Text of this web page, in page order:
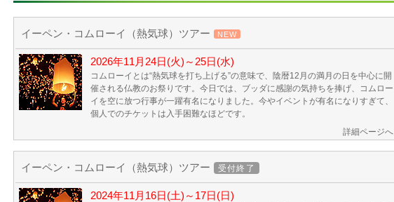
イーペン・コムローイ（熱気球）ツアー
2026年11月24日(火)～25日(水)
コムローイとは“熱気球を打ち上げる”の意味で、陰暦12月の満月の日を中心に開
催される仏教のお祭りです。今日では、ブッダに感謝の気持ちを捧げ、コムロー
イを空に放つ行事が一躍有名になりました。今やイベントが有名になりすぎて、
個人でのチケットは入手困難なほどです。
詳細ページへ
イーペン・コムローイ（熱気球）ツアー 受付終了
2024年11月16日(土)～17日(日)